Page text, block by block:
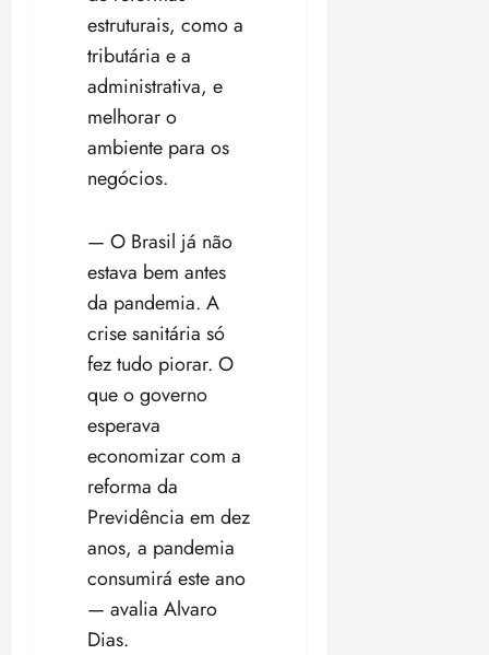
estruturais, como a
tributária e a
administrativa, e
melhorar o
ambiente para os
negócios.
— O Brasil já não
estava bem antes
da pandemia. A
crise sanitária só
fez tudo piorar. O
que o governo
esperava
economizar com a
reforma da
Previdência em dez
anos, a pandemia
consumirá este ano
— avalia Alvaro
Dias.